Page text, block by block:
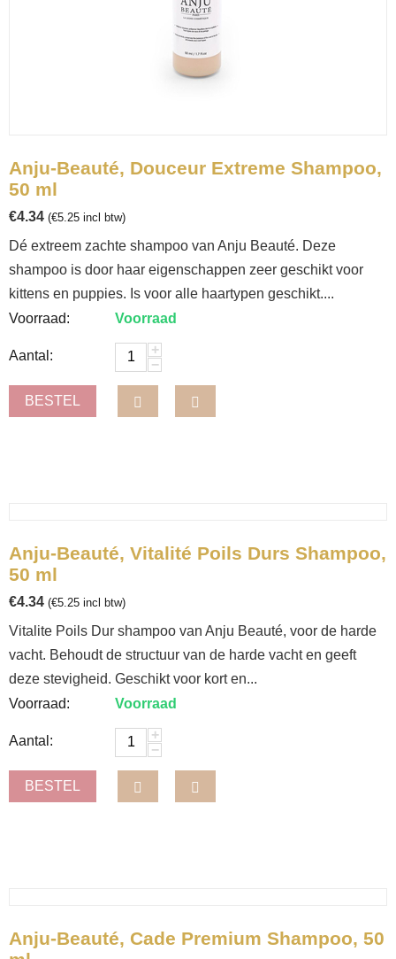
Anju-Beauté, Douceur Extreme Shampoo,
50 ml
€4.34 (€5.25 incl btw)
Dé extreem zachte shampoo van Anju Beauté. Deze
shampoo is door haar eigenschappen zeer geschikt voor
kittens en puppies. Is voor alle haartypen geschikt....
Voorraad:
Voorraad
Aantal:
+
−
BESTEL
Anju-Beauté, Vitalité Poils Durs Shampoo,
50 ml
€4.34 (€5.25 incl btw)
Vitalite Poils Dur shampoo van Anju Beauté, voor de harde
vacht. Behoudt de structuur van de harde vacht en geeft
deze stevigheid. Geschikt voor kort en...
Voorraad:
Voorraad
Aantal:
+
−
BESTEL
Anju-Beauté, Cade Premium Shampoo, 50